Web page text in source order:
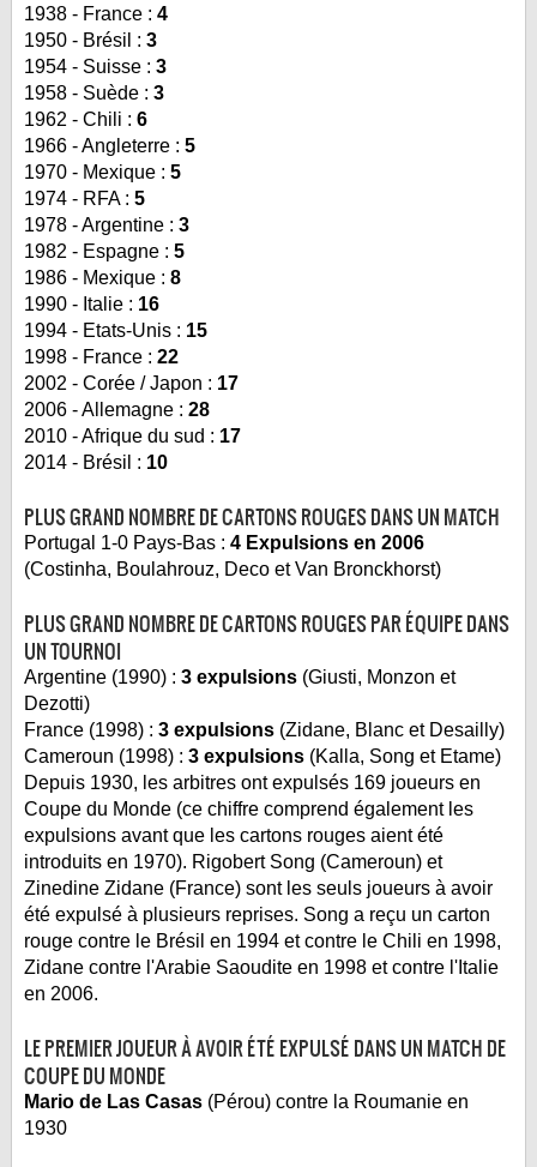
1938 - France : 4
1950 - Brésil : 3
1954 - Suisse : 3
1958 - Suède : 3
1962 - Chili : 6
1966 - Angleterre : 5
1970 - Mexique : 5
1974 - RFA : 5
1978 - Argentine : 3
1982 - Espagne : 5
1986 - Mexique : 8
1990 - Italie : 16
1994 - Etats-Unis : 15
1998 - France : 22
2002 - Corée / Japon : 17
2006 - Allemagne : 28
2010 - Afrique du sud : 17
2014 - Brésil : 10
PLUS GRAND NOMBRE DE CARTONS ROUGES DANS UN MATCH
Portugal 1-0 Pays-Bas : 4 Expulsions en 2006
(Costinha, Boulahrouz, Deco et Van Bronckhorst)
PLUS GRAND NOMBRE DE CARTONS ROUGES PAR ÉQUIPE DANS
UN TOURNOI
Argentine (1990) : 3 expulsions(Giusti, Monzon et
Dezotti)
France (1998) : 3 expulsions(Zidane, Blanc et Desailly)
Cameroun (1998) : 3 expulsions(Kalla, Song et Etame)
Depuis 1930, les arbitres ont expulsés 169 joueurs en
Coupe du Monde (ce chiffre comprend également les
expulsions avant que les cartons rouges aient été
introduits en 1970). Rigobert Song (Cameroun) et
Zinedine Zidane (France) sont les seuls joueurs à avoir
été expulsé à plusieurs reprises. Song a reçu un carton
rouge contre le Brésil en 1994 et contre le Chili en 1998,
Zidane contre l'Arabie Saoudite en 1998 et contre l'Italie
en 2006.
LE PREMIER JOUEUR À AVOIR ÉTÉ EXPULSÉ DANS UN MATCH DE
COUPE DU MONDE
Mario de Las Casas(Pérou) contre la Roumanie en
1930